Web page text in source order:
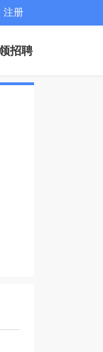
注册
招聘